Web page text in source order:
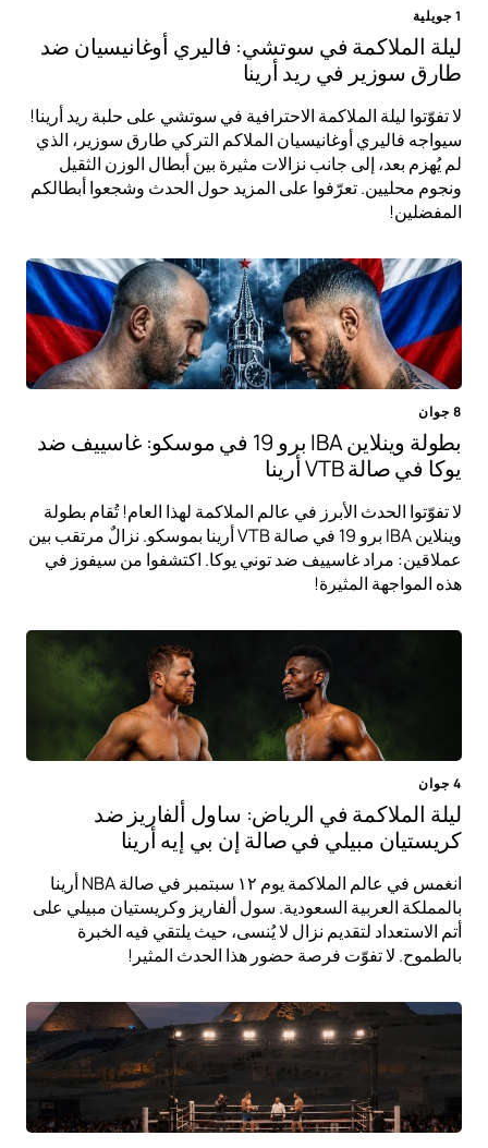
1 جويلية
ليلة الملاكمة في سوتشي: فاليري أوغانيسيان ضد
طارق سوزير في ريد أرينا
لا تفوّتوا ليلة الملاكمة الاحترافية في سوتشي على حلبة ريد أرينا!
سيواجه فاليري أوغانيسيان الملاكم التركي طارق سوزير، الذي
لم يُهزم بعد، إلى جانب نزالات مثيرة بين أبطال الوزن الثقيل
ونجوم محليين. تعرّفوا على المزيد حول الحدث وشجعوا أبطالكم
المفضلين!
8 جوان
بطولة وينلاين IBA برو 19 في موسكو: غاسييف ضد
يوكا في صالة VTB أرينا
لا تفوّتوا الحدث الأبرز في عالم الملاكمة لهذا العام! تُقام بطولة
وينلاين IBA برو 19 في صالة VTB أرينا بموسكو. نزالٌ مرتقب بين
عملاقين: مراد غاسييف ضد توني يوكا. اكتشفوا من سيفوز في
هذه المواجهة المثيرة!
4 جوان
ليلة الملاكمة في الرياض: ساول ألفاريز ضد
كريستيان مبيلي في صالة إن بي إيه أرينا
انغمس في عالم الملاكمة يوم ١٢ سبتمبر في صالة NBA أرينا
بالمملكة العربية السعودية. سول ألفاريز وكريستيان مبيلي على
أتم الاستعداد لتقديم نزال لا يُنسى، حيث يلتقي فيه الخبرة
بالطموح. لا تفوّت فرصة حضور هذا الحدث المثير!